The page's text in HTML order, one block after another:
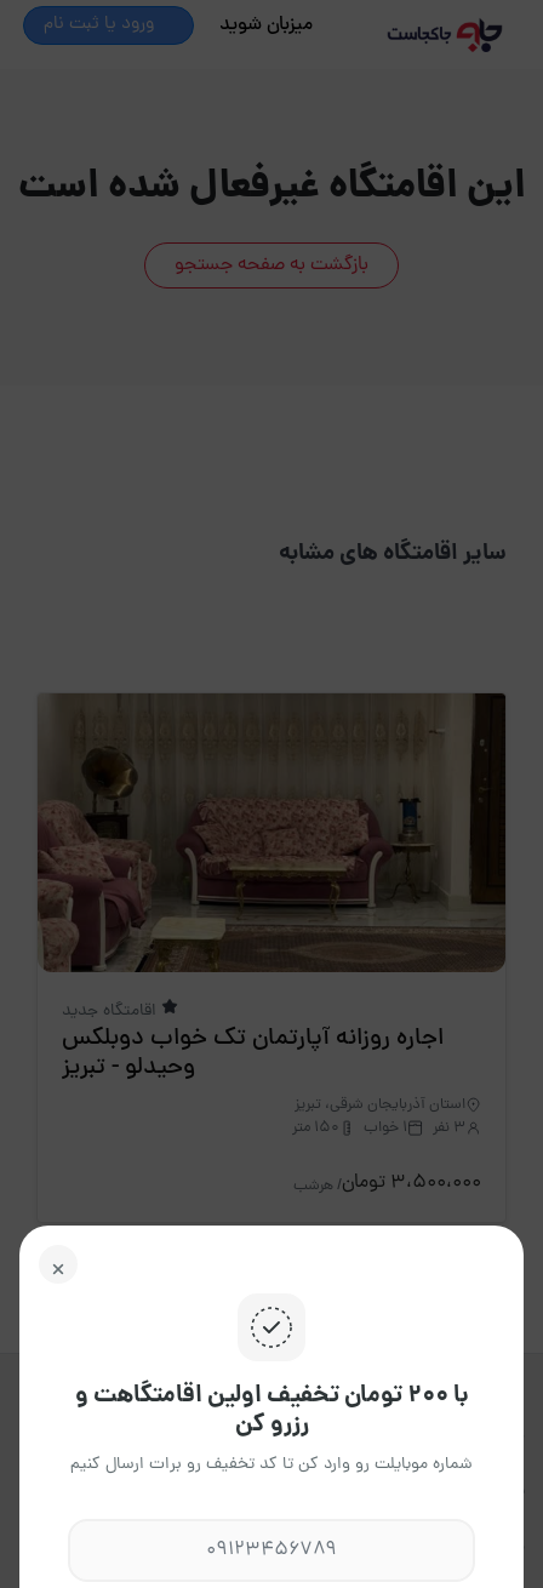
میزبان شوید ورود یا ثبت نام
این اقامتگاه غیرفعال شده است
بازگشت به صفحه جستجو
سایر اقامتگاه های مشابه
اقامتگاه جدید
اجاره روزانه آپارتمان تک خواب دوبلکس
وحیدلو - تبریز
استان آذربایجان شرقی، تبریز
3 نفر
1 خواب 150 متر
3،500،000 تومان / هرشب
جاکجاست یک پلتفرم آنلاین هوشمند ،
برای اجاره انواع اقامتگاه ها ، در تمامی
با ۲۰۰ تومان تخفیف اولین اقامتگاهت و
رزرو کن
شماره موبایلت رو وارد کن تا کد تخفیف رو برات ارسال کنیم